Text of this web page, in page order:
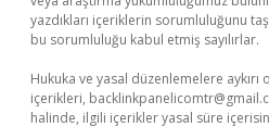
yazdıkları içeriklerin sorumluluğunu
bu sorumluluğu kabul etmiş sayılırlar.
Hukuka ve yasal düzenlemelere
içerikleri,
halinde, ilgili içerikler yasal süre